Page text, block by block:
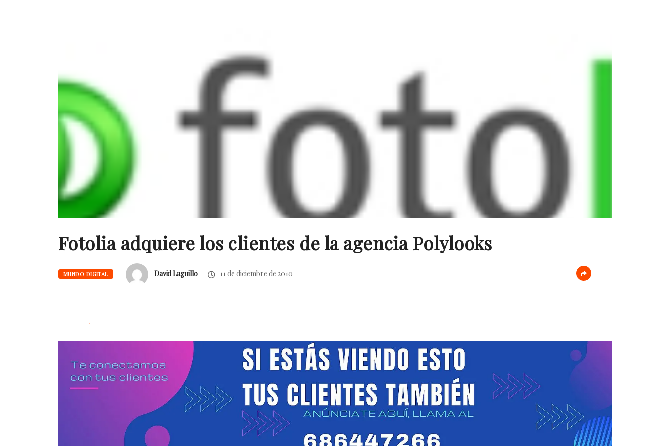
Fotolia adquiere los clientes de la agencia Polylooks
MUNDO DIGITAL David Laguillo 11 de diciembre de 2010
.